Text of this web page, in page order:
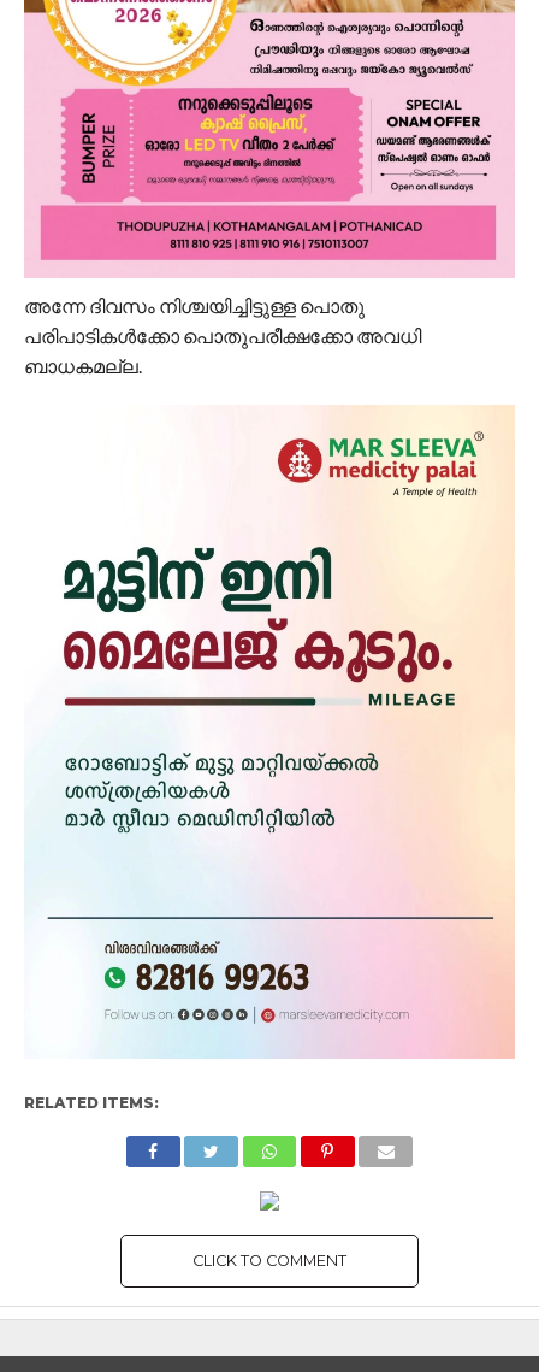
അന്നേ ദിവസം നിശ്ചയിച്ചിട്ടുള്ള പൊതു
പരിപാടികൾക്കോ പൊതുപരീക്ഷക്കോ അവധി
ബാധകമല്ല.
RELATED ITEMS:
CLICK TO COMMENT
SPORTS